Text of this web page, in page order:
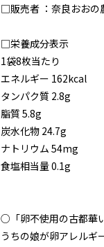
□販売者 ：奈良おおの
□栄養成分表示
1袋8枚当たり
エネルギー 162kcal
タンパク質 2.8g
脂質 5.8g
炭水化物 24.7g
ナトリウム 54mg
食塩相当量 0.1g
○「卵不使用の古都華
うちの娘が卵アレルギ